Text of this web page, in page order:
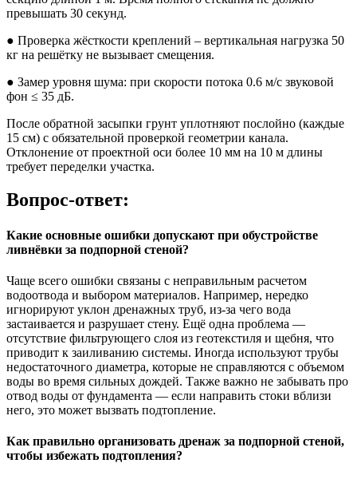
превышать 30 секунд.
● Проверка жёсткости креплений – вертикальная нагрузка 50
кг на решётку не вызывает смещения.
● Замер уровня шума: при скорости потока 0.6 м/с звуковой
фон ≤ 35 дБ.
После обратной засыпки грунт уплотняют послойно (каждые
15 см) с обязательной проверкой геометрии канала.
Отклонение от проектной оси более 10 мм на 10 м длины
требует переделки участка.
Вопрос-ответ:
Какие основные ошибки допускают при обустройстве
ливнёвки за подпорной стеной?
Чаще всего ошибки связаны с неправильным расчетом
водоотвода и выбором материалов. Например, нередко
игнорируют уклон дренажных труб, из-за чего вода
застаивается и разрушает стену. Ещё одна проблема —
отсутствие фильтрующего слоя из геотекстиля и щебня, что
приводит к заиливанию системы. Иногда используют трубы
недостаточного диаметра, которые не справляются с объемом
воды во время сильных дождей. Также важно не забывать про
отвод воды от фундамента — если направить стоки вблизи
него, это может вызвать подтопление.
Как правильно организовать дренаж за подпорной стеной,
чтобы избежать подтопления?